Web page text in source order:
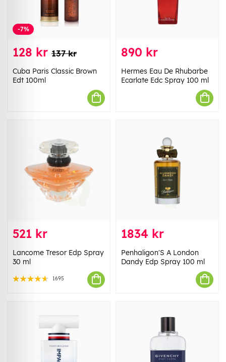
-7%
128 kr 137 kr
Cuba Paris Classic Brown
Edt 100ml
890 kr
Hermes Eau De Rhubarbe
Ecarlate Edc Spray 100 ml
521 kr
Lancome Tresor Edp Spray
30 ml
1695
1834 kr
Penhaligon'S A London
Dandy Edp Spray 100 ml